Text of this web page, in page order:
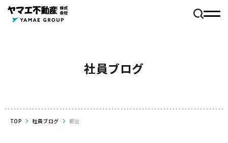
社員ブログ
TOP 社員ブログ 都会